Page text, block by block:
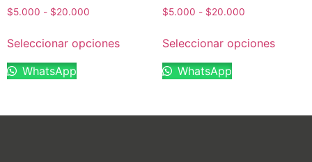
$5.000 - $20.000
Seleccionar opciones
WhatsApp
$5.000 - $20.000
Seleccionar opciones
WhatsApp